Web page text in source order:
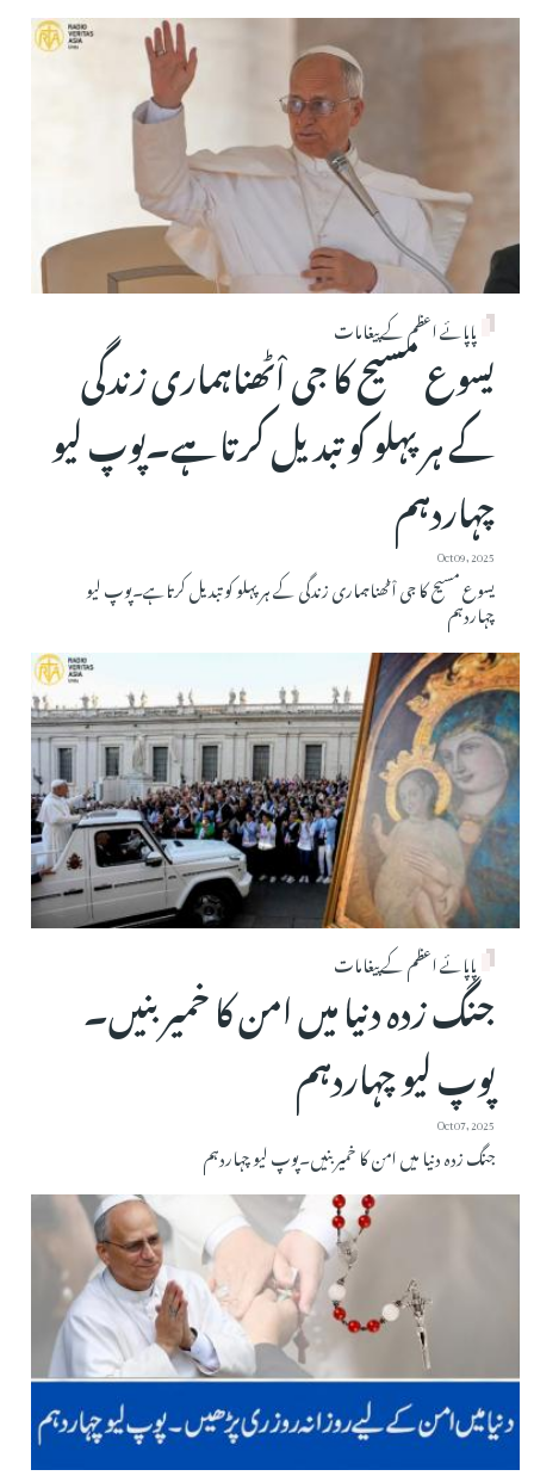
پاپائے اعظم کے پیغامات
یسوع مسیح کا جی اْٹھناہماری زندگی
کے ہر پہلو کو تبدیل کرتاہے۔پوپ لیو
چہاردہم
Oct 09, 2025
یسوع مسیح کا جی اْٹھناہماری زندگی کے ہر پہلو کو تبدیل کرتاہے۔پوپ لیو
چہاردہم
پاپائے اعظم کے پیغامات
جنگ زدہ دنیا میں امن کا خمیر بنیں۔
پوپ لیو چہاردہم
Oct 07, 2025
جنگ زدہ دنیا میں امن کا خمیر بنیں۔پوپ لیو چہاردہم